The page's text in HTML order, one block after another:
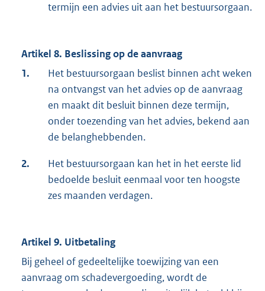
termijn een advies uit aan het bestuursorgaan.
Artikel 8. Beslissing op de aanvraag
1.
Het bestuursorgaan beslist binnen acht weken
na ontvangst van het advies op de aanvraag
en maakt dit besluit binnen deze termijn,
onder toezending van het advies, bekend aan
de belanghebbenden.
2.
Het bestuursorgaan kan het in het eerste lid
bedoelde besluit eenmaal voor ten hoogste
zes maanden verdagen.
Artikel 9. Uitbetaling
Bij geheel of gedeeltelijke toewijzing van een
aanvraag om schadevergoeding, wordt de